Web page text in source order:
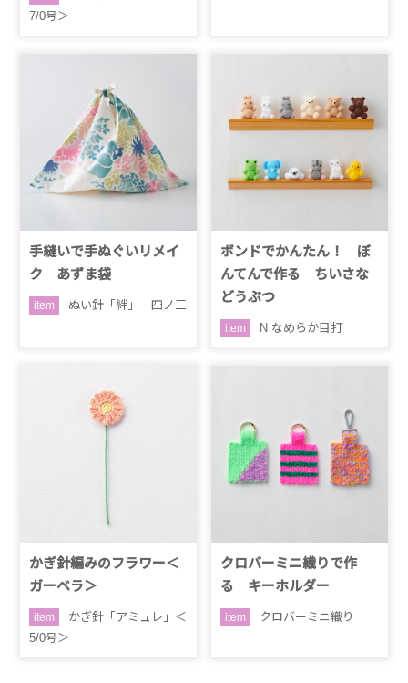
7/0号＞
手縫いで手ぬぐいリメイ
ク あずま袋
item ぬい針「絆」 四ノ三
ボンドでかんたん！ ぼ
んてんで作る ちいさな
どうぶつ
item N なめらか目打
かぎ針編みのフラワー＜
ガーベラ＞
item
かぎ針「アミュレ」＜
5/0号＞
クロバーミニ織りで作
る キーホルダー
item クロバーミニ織り